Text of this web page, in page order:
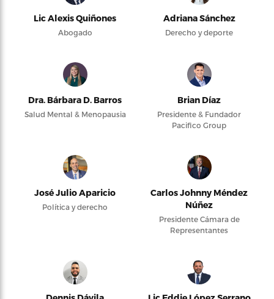
Lic Alexis Quiñones
Abogado
Adriana Sánchez
Derecho y deporte
Dra. Bárbara D. Barros
Salud Mental & Menopausia
Brian Díaz
Presidente & Fundador
Pacifico Group
José Julio Aparicio
Política y derecho
Carlos Johnny Méndez
Núñez
Presidente Cámara de
Representantes